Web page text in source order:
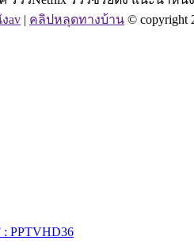
av | คลิปหลุดทางบ้าน © copyright
PPTVHD36